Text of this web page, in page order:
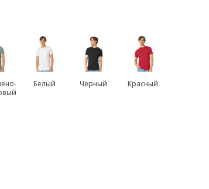
Белый Черный Красный